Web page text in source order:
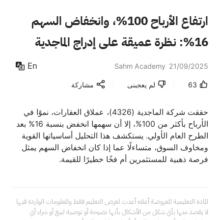
ارتفاع الأرباح 100%، وانخفاض السهم
16%: نظرة عميقة على إدراج الماجدية
(4326) في السوق السعودي
Sahm Academy 21/09/2025
En
63 لم يعجبنى مشاركة
حققت شركة الماجدية (4326)، عملاق العقارات، نموًا في
الأرباح بأكثر من 100%، إلا أن سهمها انخفض بنسبة 16% بعد
الطرح العام الأولي. يستكشف هذا التحليل أساسياتها القوية
ومخاوف السوق، متساءلًا عما إذا كان انخفاض السهم يمثل
فرصة ذهبية للمستثمرين أم فخًا خطيرًا للقيمة.
المادة التعليمية المعروضة أعلاه أعدت لغرض التعليم فقط والمعلومات الواردة فيها
لا يقصد منها بأي شكل من الأشكال بأنها نصيحة أو توصية لبيع أو شراء أي